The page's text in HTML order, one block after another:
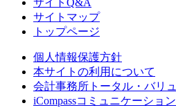
サイトQ&A
サイトマップ
トップページ
個人情報保護方針
本サイトの利用について
会計事務所トータル・バリ
iCompassコミュニケーショ